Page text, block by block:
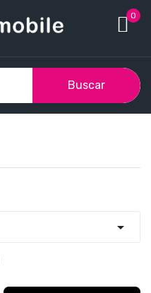
0
Buscar
